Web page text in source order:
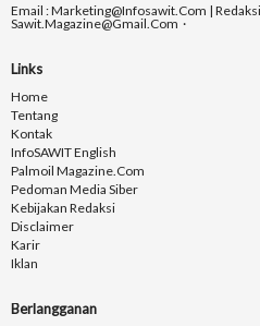
Email : Marketing@infosawit.com |
Sawit.magazine@gmail.com
Links
Home
Tentang
Kontak
InfoSAWIT English
Palmoil Magazine.com
Pedoman Media Siber
Kebijakan Redaksi
Disclaimer
Karir
Iklan
Berlangganan